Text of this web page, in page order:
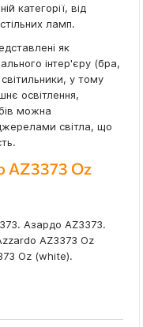
категорії, від
ламп.
як
інтер'єру (бра,
у тому
освітлення,
можна
світла, що
AZ3373 Oz
Азардо AZ3373.
AZ3373 Oz
Oz (white).